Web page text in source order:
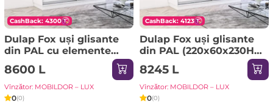
CashBack: 4300
Dulap Fox uși glisante
din PAL cu elemente
din oglindă
(200x60x210H cm) Alb
8600 L
Vînzător: MOBILDOR – LUX
0(0)
CashBack: 4123
Dulap Fox uși glisante
din PAL (220x60x230H
cm) Sonoma
8245 L
Vînzător: MOBILDOR – LUX
0(0)